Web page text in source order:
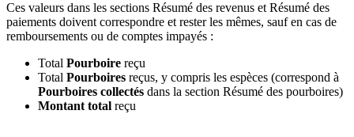
Ces valeurs dans les sections Résumé des revenus et Résumé des
paiements doivent correspondre et rester les mêmes, sauf en cas de
remboursements ou de comptes impayés :
Total Pourboire reçu
Total Pourboires reçus, y compris les espèces (correspond à
Pourboires collectés dans la section Résumé des pourboires)
Montant total reçu